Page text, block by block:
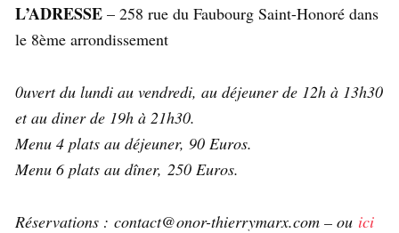
L’ADRESSE – 258 rue du Faubourg Saint-Honoré dans
le 8ème arrondissement
0uvert du lundi au vendredi, au déjeuner de 12h à 13h30
et au diner de 19h à 21h30.
Menu 4 plats au déjeuner, 90 Euros.
Menu 6 plats au dîner, 250 Euros.
Réservations : contact@onor-thierrymarx.com – ou ici